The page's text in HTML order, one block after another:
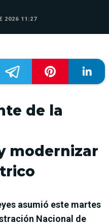
2026 11:27
de la
modernizar
asumió este martes
Nacional de